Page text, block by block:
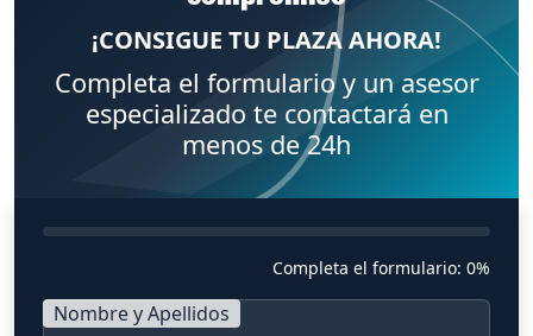
¡CONSIGUE TU PLAZA AHORA!
Completa el formulario y un asesor
especializado te contactará en
menos de 24h
Completa el formulario: 0%
Nombre y Apellidos